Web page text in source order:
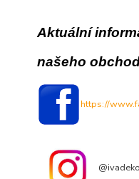
Aktuální
našeho
https://